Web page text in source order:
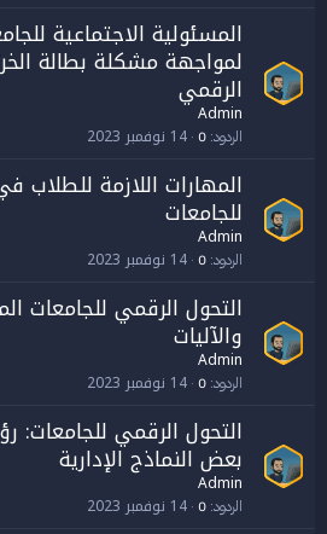
المسئولية الاجتماعية
لمواجهة مشكلة بطالة
الرقمي
Admin
الردود 0 14 نوفمبر 2023
المهارات اللازمة
للجامعات
Admin
الردود 0 14 نوفمبر 2023
التحول الرقمي للجامعات
والآليات
Admin
الردود 0 14 نوفمبر 2023
التحول الرقمي للجامعات:
بعض النماذج الإدارية
Admin
الردود 0 14 نوفمبر 2023